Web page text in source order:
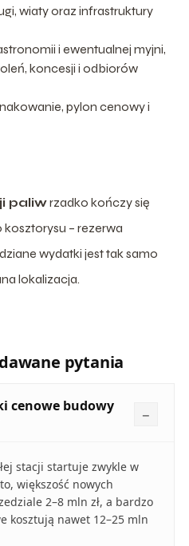
wiaty oraz infrastruktury
i ewentualnej myjni,
koncesji i odbiorów
pylon cenowy i
paliwrzadko kończy się
– rezerwa
wydatki jest tak samo
lokalizacja.
pytania
cenowe budowy
stacji startuje zwykle w
większość nowych
2–8 mln zł, a bardzo
kosztują nawet 12–25 mln